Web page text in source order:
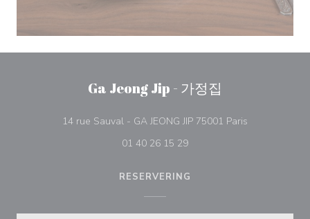
Ga Jeong Jip - 가정집
14 rue Sauval - GA JEONG JIP 75001 Paris
01 40 26 15 29
RESERVERING